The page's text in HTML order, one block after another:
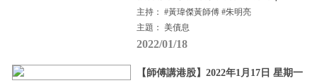
主持： #黃瑋傑黃師傅 #朱明亮
主題： 美債息
2022/01/18
【師傅講港股】2022年1月17日 星期一